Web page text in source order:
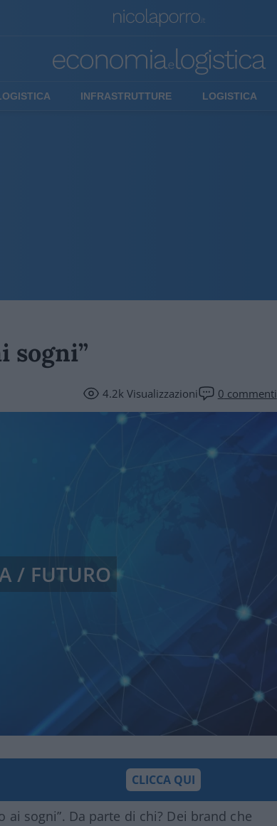
INFRASTRUTTURE LOGISTICA
sogni”
4.2kVisualizzazioni 0 commenti
/ FUTURO
CLICCA QUI
ai sogni”. Da parte di chi? Dei brand che